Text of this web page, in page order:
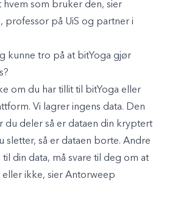
hvem som bruker den, sier
professor på UiS og partner i
kunne tro på at bitYoga gjør
om du har tillit til bitYoga eller
Vi lagrer ingens data. Den
du deler så er dataen din kryptert
sletter, så er dataen borte. Andre
din data, må svare til deg om at
eller ikke, sier Antorweep